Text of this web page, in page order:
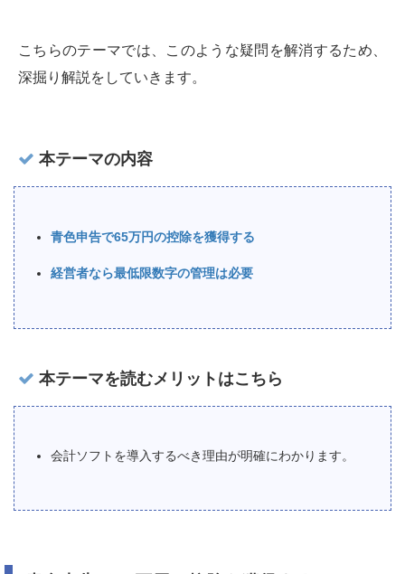
こちらのテーマでは、このような疑問を解消するため、
深掘り解説をしていきます。
本テーマの内容
青色申告で65万円の控除を獲得する
経営者なら最低限数字の管理は必要
本テーマを読むメリットはこちら
会計ソフトを導入するべき理由が明確にわかります。